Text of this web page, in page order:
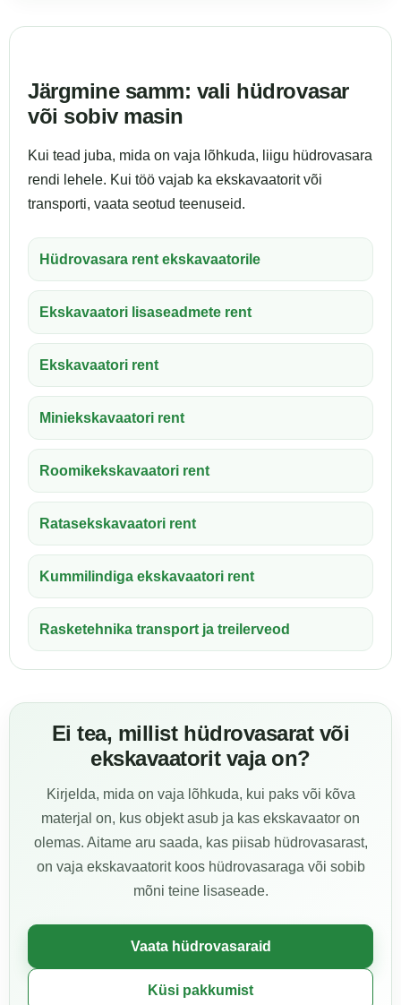
Järgmine samm: vali hüdrovasar
või sobiv masin
Kui tead juba, mida on vaja lõhkuda, liigu hüdrovasara
rendi lehele. Kui töö vajab ka ekskavaatorit või
transporti, vaata seotud teenuseid.
Hüdrovasara rent ekskavaatorile
Ekskavaatori lisaseadmete rent
Ekskavaatori rent
Miniekskavaatori rent
Roomikekskavaatori rent
Ratasekskavaatori rent
Kummilindiga ekskavaatori rent
Rasketehnika transport ja treilerveod
Ei tea, millist hüdrovasarat või
ekskavaatorit vaja on?
Kirjelda, mida on vaja lõhkuda, kui paks või kõva
materjal on, kus objekt asub ja kas ekskavaator on
olemas. Aitame aru saada, kas piisab hüdrovasarast,
on vaja ekskavaatorit koos hüdrovasaraga või sobib
mõni teine lisaseade.
Vaata hüdrovasaraid
Küsi pakkumist